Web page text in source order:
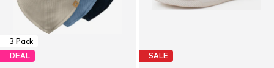
3 Pack
DEAL
SALE